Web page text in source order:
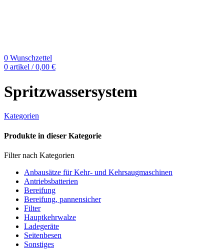
0 Wunschzettel
0 artikel / 0,00 €
Spritzwassersystem
Kategorien
Produkte in dieser Kategorie
Filter nach Kategorien
Anbausätze für Kehr- und Kehrsaugmaschinen
Antriebsbatterien
Bereifung
Bereifung, pannensicher
Filter
Hauptkehrwalze
Ladegeräte
Seitenbesen
Sonstiges